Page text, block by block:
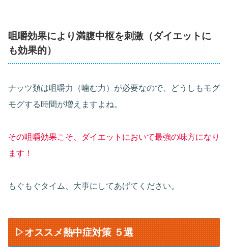
咀嚼効果により満腹中枢を刺激（ダイエットに
も効果的）
ナッツ類は咀嚼力（噛む力）が必要なので、どうしもモグ
モグする時間が増えますよね。
その咀嚼効果こそ、ダイエットにおいて最強の味方になり
ます！
もぐもぐタイム、大事にしてあげてください。
▷オススメ熱中症対策 ５選